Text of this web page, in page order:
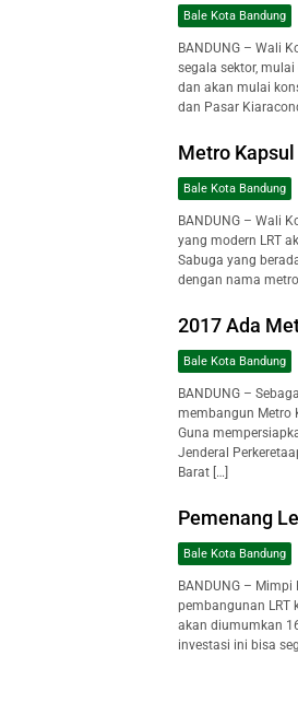
Bale Kota Bandung
BANDUNG – Wali
segala sektor,
dan akan mulai
dan Pasar
Metro
Bale Kota Bandung
BANDUNG – Wali
yang modern LRT
Sabuga yang
dengan nama
2017 Ada
Bale Kota Bandung
BANDUNG –
membangun Metro
Guna
Jenderal
Barat […]
Pemenang
Bale Kota Bandung
BANDUNG –
pembangunan LRT
akan diumumkan
investasi ini bisa